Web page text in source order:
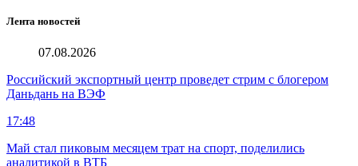
Лента новостей
07.08.2026
Российский экспортный центр проведет стрим с блогером
Даньдань на ВЭФ
17:48
Май стал пиковым месяцем трат на спорт, поделились
аналитикой в ВТБ